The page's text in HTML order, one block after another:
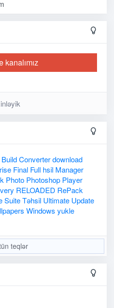
kanalımız
BuildConverterdownload
Final Full hsil Manager
Photo Photoshop Player
RELOADED RePack
SuiteTəhsil Ultimate Update
Windows yukle
teqlər